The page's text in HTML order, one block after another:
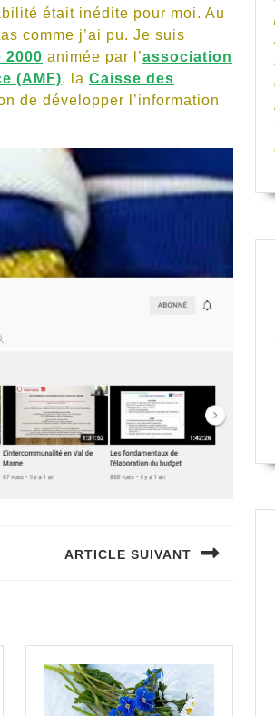
était inédite pour moi. Au
comme j’ai pu. Je suis
2000 animée par l’association
(AMF), la Caisse des
de développer l’information
ARTICLE SUIVANT